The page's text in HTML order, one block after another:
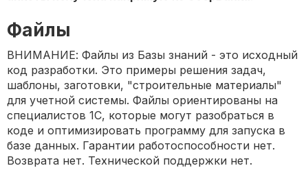
Файлы
ВНИМАНИЕ: Файлы из Базы знаний - это исходный
код разработки. Это примеры решения задач,
шаблоны, заготовки, "строительные материалы"
для учетной системы. Файлы ориентированы на
специалистов 1С, которые могут разобраться в
коде и оптимизировать программу для запуска в
базе данных. Гарантии работоспособности нет.
Возврата нет. Технической поддержки нет.